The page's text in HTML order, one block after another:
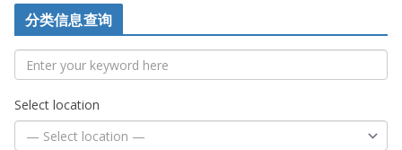
分类信息查询
Select location